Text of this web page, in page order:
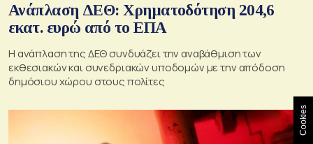
Ανάπλαση ΔΕΘ: Χρηματοδότηση 204,6
εκατ. ευρώ από το ΕΠΑ
Η ανάπλαση της ΔΕΘ συνδυάζει την αναβάθμιση των
εκθεσιακών και συνεδριακών υποδομών με την απόδοση
δημόσιου χώρου στους πολίτες
Cookies